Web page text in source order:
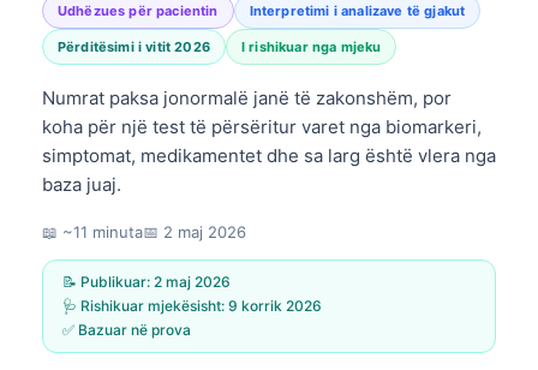
Udhëzues për pacientin Interpretimi i analizave të gjakut
Përditësimi i vitit 2026 I rishikuar nga mjeku
Numrat paksa jonormalë janë të zakonshëm, por
koha për një test të përsëritur varet nga biomarkeri,
simptomat, medikamentet dhe sa larg është vlera nga
baza juaj.
📖 ~11 minuta📅 2 maj 2026
📝 Publikuar: 2 maj 2026
🩺 Rishikuar mjekësisht: 9 korrik 2026
✅ Bazuar në prova